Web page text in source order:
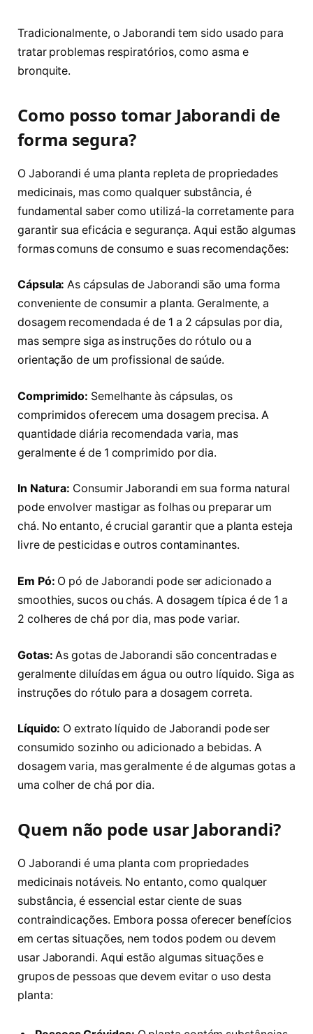
Tradicionalmente, o Jaborandi tem sido usado para
tratar problemas respiratórios, como asma e
bronquite.
Como posso tomar Jaborandi de
forma segura?
O Jaborandi é uma planta repleta de propriedades
medicinais, mas como qualquer substância, é
fundamental saber como utilizá-la corretamente para
garantir sua eficácia e segurança. Aqui estão algumas
formas comuns de consumo e suas recomendações:
Cápsula: As cápsulas de Jaborandi são uma forma
conveniente de consumir a planta. Geralmente, a
dosagem recomendada é de 1 a 2 cápsulas por dia,
mas sempre siga as instruções do rótulo ou a
orientação de um profissional de saúde.
Comprimido: Semelhante às cápsulas, os
comprimidos oferecem uma dosagem precisa. A
quantidade diária recomendada varia, mas
geralmente é de 1 comprimido por dia.
In Natura: Consumir Jaborandi em sua forma natural
pode envolver mastigar as folhas ou preparar um
chá. No entanto, é crucial garantir que a planta esteja
livre de pesticidas e outros contaminantes.
Em Pó: O pó de Jaborandi pode ser adicionado a
smoothies, sucos ou chás. A dosagem típica é de 1 a
2 colheres de chá por dia, mas pode variar.
Gotas: As gotas de Jaborandi são concentradas e
geralmente diluídas em água ou outro líquido. Siga as
instruções do rótulo para a dosagem correta.
Líquido: O extrato líquido de Jaborandi pode ser
consumido sozinho ou adicionado a bebidas. A
dosagem varia, mas geralmente é de algumas gotas a
uma colher de chá por dia.
Quem não pode usar Jaborandi?
O Jaborandi é uma planta com propriedades
medicinais notáveis. No entanto, como qualquer
substância, é essencial estar ciente de suas
contraindicações. Embora possa oferecer benefícios
em certas situações, nem todos podem ou devem
usar Jaborandi. Aqui estão algumas situações e
grupos de pessoas que devem evitar o uso desta
planta: